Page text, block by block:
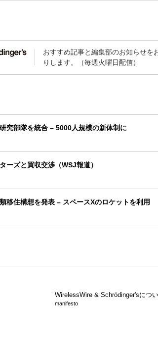
おすすめ記事と編集部のお知らせを
りします。（毎週火曜日配信）
究部隊を統合 – 5000人規模の新体制に
ーズと買収交渉（WSJ報道）
移住構想を発表 – スペースXのロケットを利用
WirelessWire & Schrödinger'sにつ
manifesto